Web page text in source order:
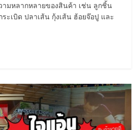
ามหลากหลายของสินค้า เช่น ลูกชิ้น
ะเบิด ปลาเส้น กุ้งเส้น ฮ้อยจ๊อปู และ